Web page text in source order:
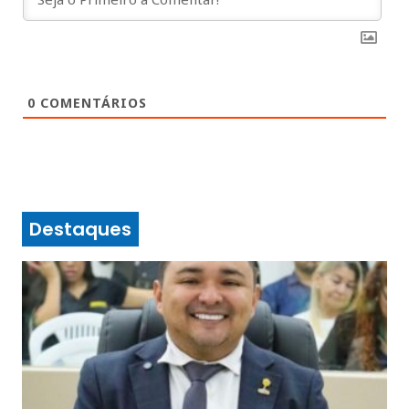
0 COMENTÁRIOS
Destaques